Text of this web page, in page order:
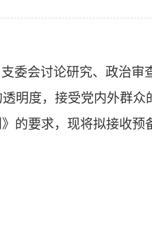
委会讨论研究、政治审
明度，接受党内外群
的要求，现将拟接收